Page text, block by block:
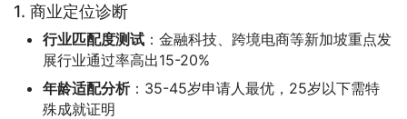
1. 商业定位诊断
行业匹配度测试 ：金融科技、跨境电商等新加坡重点发
展行业通过率高出15-20%
年龄适配分析：35-45岁申请人最优，25岁以下需特
殊成就证明